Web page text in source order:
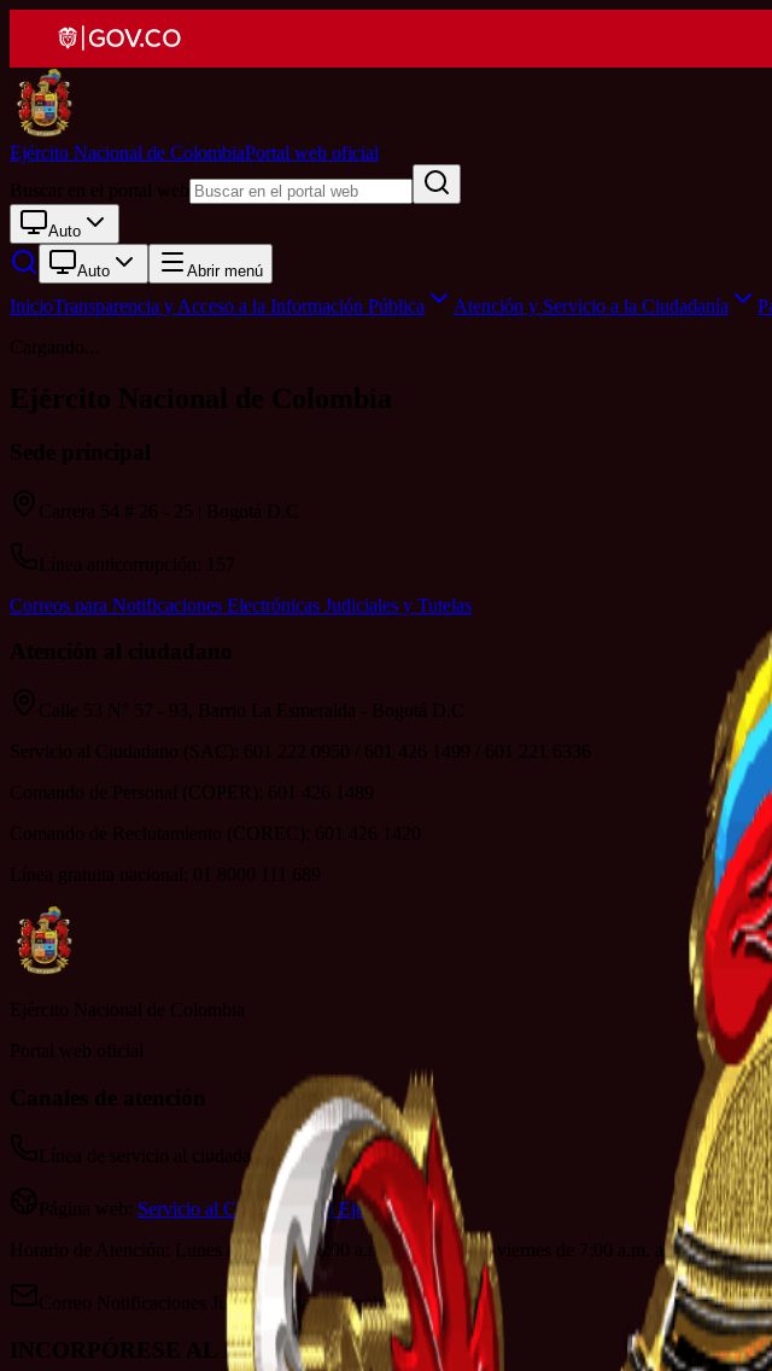
Ejército Nacional de ColombiaPortal web oficial
Buscar en el portal web
Auto
Auto Abrir menú
InicioTransparencia y Acceso a la Información Pública Atención y Servicio a la Ciudadanía
Cargando...
Ejército Nacional de Colombia
Sede principal
Carrera 54 # 26 - 25 | Bogotá D.C
Línea anticorrupción: 157
Correos para Notificaciones Electrónicas Judiciales y Tutelas
Atención al ciudadano
Calle 53 N° 57 - 93, Barrio La Esmeralda - Bogotá D.C
Servicio al Ciudadano (SAC): 601 222 0950 / 601 426 1499 / 601 221 6336
Comando de Personal (COPER): 601 426 1489
Comando de Reclutamiento (COREC): 601 426 1420
Línea gratuita nacional: 01 8000 111 689
Ejército Nacional de Colombia
Portal web oficial
Canales de atención
Línea de servicio al ciudadano: 152
Página web: Servicio al Ciudadano del Ejército
Horario de Atención: Lunes a jueves de 8:00 a.m. a 4:00 p.m. y viernes de 7:00 a.m. a 3:00 p.m.
Correo Notificaciones Judiciales:sac@ejercito.mil.co
INCORPÓRESE AL EJÉRCITO